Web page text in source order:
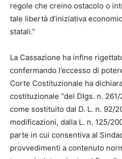
regole che creino ostacolo o
tale libertà d’iniziativa
statali.”
La Cassazione ha infine
confermando l’eccesso di
Corte Costituzionale ha
costituzionale “del DIgs. n.
come sostituito dal D. L. n. 92/
modificazioni, dalla L. n. 125/
parte in cui consentiva al
provvedimenti a contenuto